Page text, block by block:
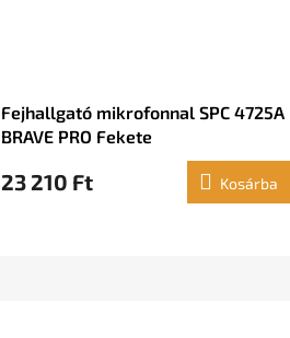
Fejhallgató mikrofonnal SPC 4725A
BRAVE PRO Fekete
23 210 Ft Kosárba